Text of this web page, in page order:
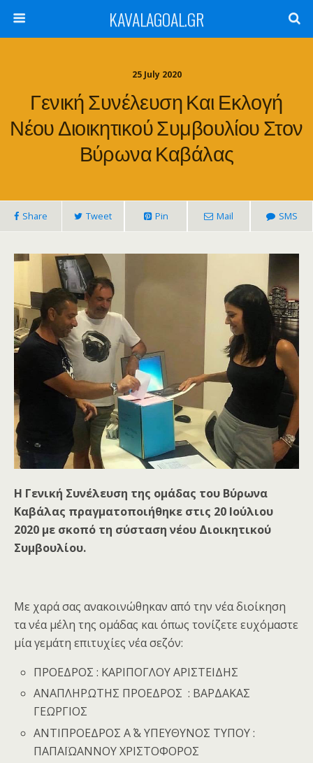
KAVALAGOAL.GR
25 July 2020
Γενική Συνέλευση Και Εκλογή
Νέου Διοικητικού Συμβουλίου Στον
Βύρωνα Καβάλας
Share Tweet Pin Mail SMS
Η Γενική Συνέλευση της ομάδας του Βύρωνα
Καβάλας πραγματοποιήθηκε στις 20 Ιούλιου
2020 με σκοπό τη σύσταση νέου Διοικητικού
Συμβουλίου.
Με χαρά σας ανακοινώθηκαν από την νέα διοίκηση
τα νέα μέλη της ομάδας και όπως τονίζετε ευχόμαστε
μία γεμάτη επιτυχίες νέα σεζόν:
ΠΡΟΕΔΡΟΣ : ΚΑΡΙΠΟΓΛΟΥ ΑΡΙΣΤΕΙΔΗΣ
ΑΝΑΠΛΗΡΩΤΗΣ ΠΡΟΕΔΡΟΣ : ΒΑΡΔΑΚΑΣ
ΓΕΩΡΓΙΟΣ
ΑΝΤΙΠΡΟΕΔΡΟΣ Α΄ & ΥΠΕΥΘΥΝΟΣ ΤΥΠΟΥ :
ΠΑΠΑΪΩΑΝΝΟΥ ΧΡΙΣΤΟΦΟΡΟΣ